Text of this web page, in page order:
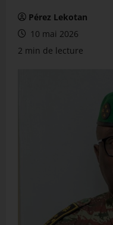
Pérez Lekotan
10 mai 2026
2 min de lecture